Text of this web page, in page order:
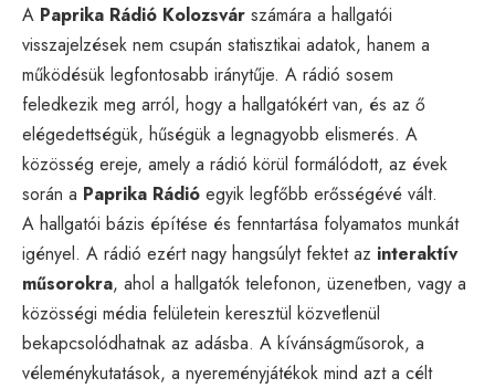
A Paprika Rádió Kolozsvár számára a hallgatói
visszajelzések nem csupán statisztikai adatok, hanem a
működésük legfontosabb iránytűje. A rádió sosem
feledkezik meg arról, hogy a hallgatókért van, és az ő
elégedettségük, hűségük a legnagyobb elismerés. A
közösség ereje, amely a rádió körül formálódott, az évek
során a Paprika Rádió egyik legfőbb erősségévé vált.
A hallgatói bázis építése és fenntartása folyamatos munkát
igényel. A rádió ezért nagy hangsúlyt fektet az interaktív
műsorokra, ahol a hallgatók telefonon, üzenetben, vagy a
közösségi média felületein keresztül közvetlenül
bekapcsolódhatnak az adásba. A kívánságműsorok, a
véleménykutatások, a nyereményjátékok mind azt a célt